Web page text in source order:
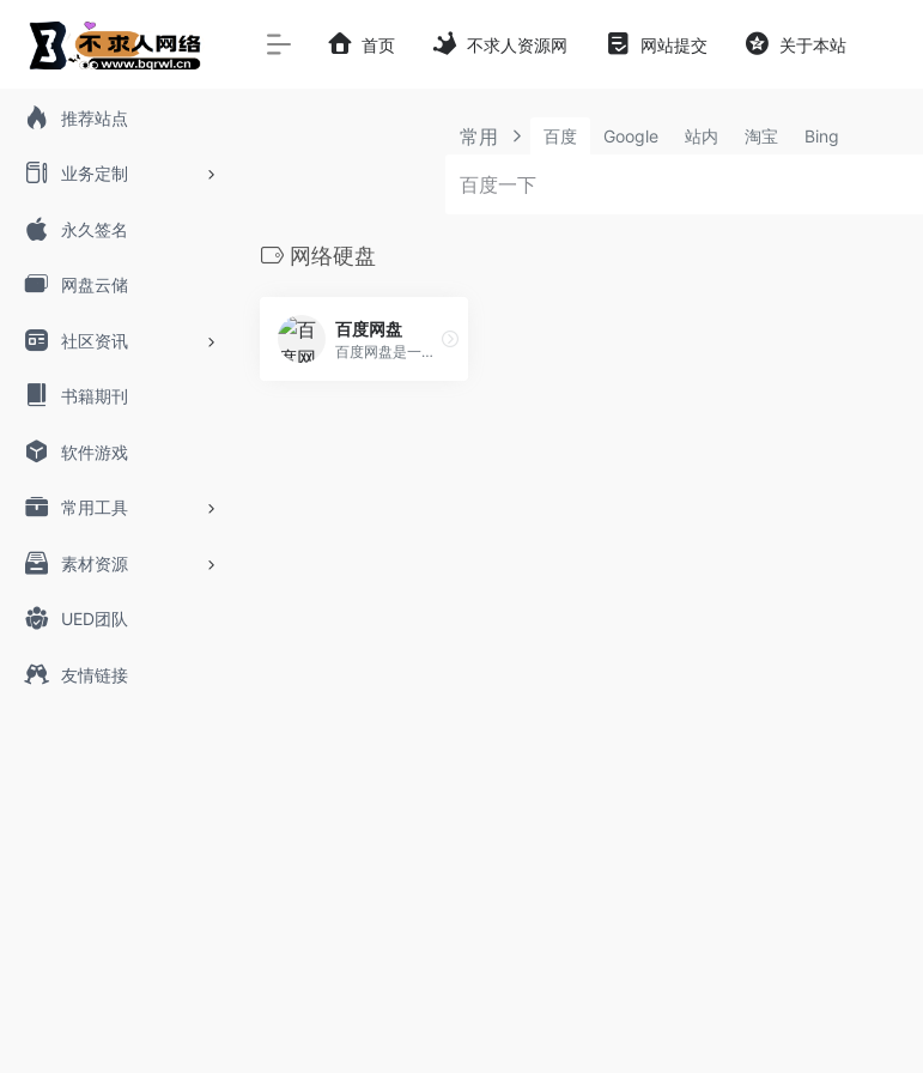
推荐站点
业务定制
永久签名
网盘云储
社区资讯
书籍期刊
软件游戏
常用工具
素材资源
UED团队
友情链接
首页 不求人资源网 网站提交 关于本站
常用 百度 Google 站内 淘宝 Bing
网络硬盘
百度网盘
百度网盘是一款国民级产品